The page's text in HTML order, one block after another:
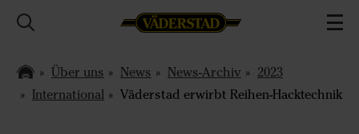
Über uns News News-Archiv
2023
International
Väderstad erwirbt Reihen-Hacktechnik